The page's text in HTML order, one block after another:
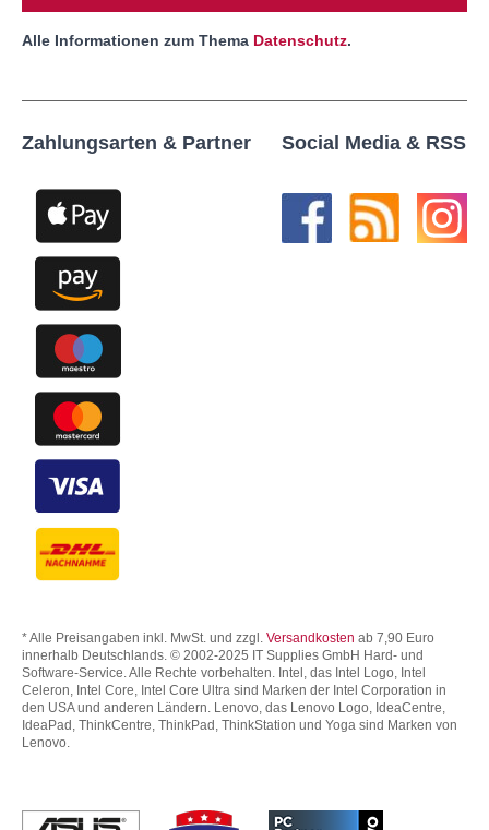
Alle Informationen zum Thema Datenschutz.
Zahlungsarten & Partner Social Media & RSS
* Alle Preisangaben inkl. MwSt. und zzgl. Versandkosten ab 7,90 Euro
innerhalb Deutschlands. © 2002-2025 IT Supplies GmbH Hard- und
Software-Service. Alle Rechte vorbehalten. Intel, das Intel Logo, Intel
Celeron, Intel Core, Intel Core Ultra sind Marken der Intel Corporation in
den USA und anderen Ländern. Lenovo, das Lenovo Logo, IdeaCentre,
IdeaPad, ThinkCentre, ThinkPad, ThinkStation und Yoga sind Marken von
Lenovo.